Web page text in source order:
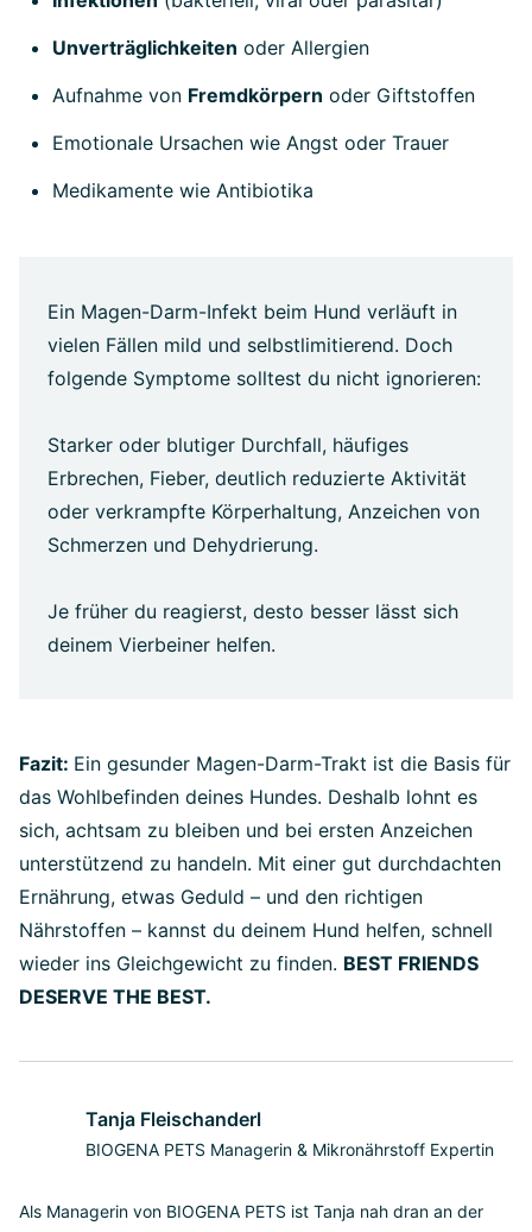
Unverträglichkeiten oder Allergien
Aufnahme von Fremdkörpern oder Giftstoffen
Emotionale Ursachen wie Angst oder Trauer
Medikamente wie Antibiotika
Ein Magen-Darm-Infekt beim Hund verläuft in
vielen Fällen mild und selbstlimitierend. Doch
folgende Symptome solltest du nicht ignorieren:
Starker oder blutiger Durchfall, häufiges
Erbrechen, Fieber, deutlich reduzierte Aktivität
oder verkrampfte Körperhaltung, Anzeichen von
Schmerzen und Dehydrierung.
Je früher du reagierst, desto besser lässt sich
deinem Vierbeiner helfen.
Fazit: Ein gesunder Magen-Darm-Trakt ist die Basis für
das Wohlbefinden deines Hundes. Deshalb lohnt es
sich, achtsam zu bleiben und bei ersten Anzeichen
unterstützend zu handeln. Mit einer gut durchdachten
Ernährung, etwas Geduld – und den richtigen
Nährstoffen – kannst du deinem Hund helfen, schnell
wieder ins Gleichgewicht zu finden. BEST FRIENDS
DESERVE THE BEST.
Tanja Fleischanderl
BIOGENA PETS Managerin & Mikronährstoff Expertin
Als Managerin von BIOGENA PETS ist Tanja nah dran an der